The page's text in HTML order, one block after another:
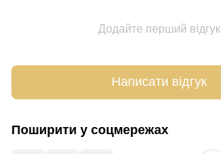
Додайте перший відгук
Написати відгук
Поширити у соцмережах